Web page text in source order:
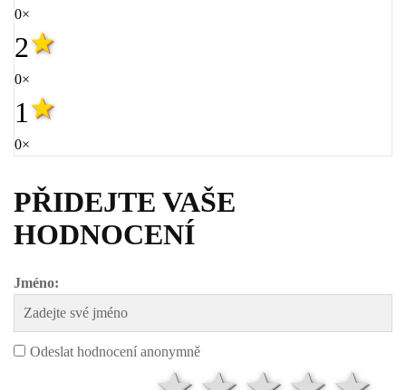
0×
2
0×
1
0×
PŘIDEJTE VAŠE
HODNOCENÍ
Jméno:
Odeslat hodnocení anonymně